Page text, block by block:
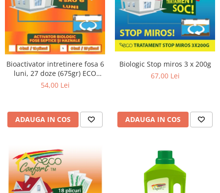
Bioactivator intretinere fosa 6
luni, 27 doze (675gr) ECO
CONFORT
54,00 Lei
ADAUGA IN COS
Biologic Stop miros 3 x 200g
67,00 Lei
ADAUGA IN COS